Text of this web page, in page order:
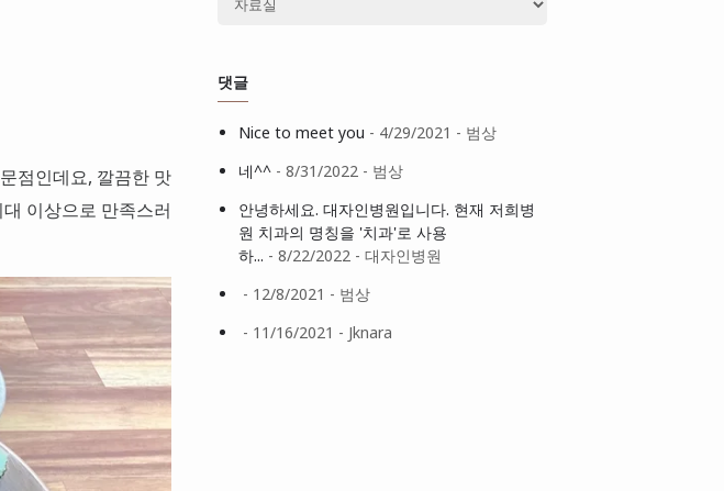
점인데요, 깔끔한 맛
이상으로 만족스러
댓글
Nice to meet you - 4/29/2021 - 범상
네^^- 8/31/2022- 범상
안녕하세요. 대자인병원입니다. 현재 저희병
원 치과의 명칭을 '치과'로 사용
하... - 8/22/2022- 대자인병원
- 12/8/2021 - 범상
- 11/16/2021 - Jknara